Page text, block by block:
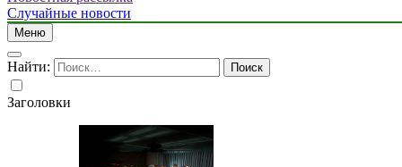
Случайные новости
Меню
Найти:
Заголовки